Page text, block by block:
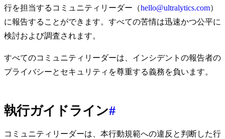
行を担当するコミュニティリーダー（hello@ultralytics.com）
に報告することができます。すべての苦情は迅速かつ公平に
検討および調査されます。
すべてのコミュニティリーダーは、インシデントの報告者の
プライバシーとセキュリティを尊重する義務を負います。
執行ガイドライン#
コミュニティリーダーは、本行動規範への違反と判断した行